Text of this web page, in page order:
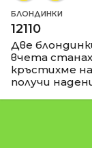
БЛОНДИНКИ
12110
Две
вчета
кръстихме
получи